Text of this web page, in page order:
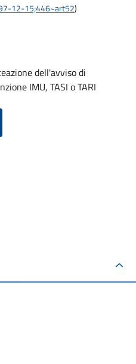
12-15;446~art52)
dell'avviso di
IMU, TASI o TARI